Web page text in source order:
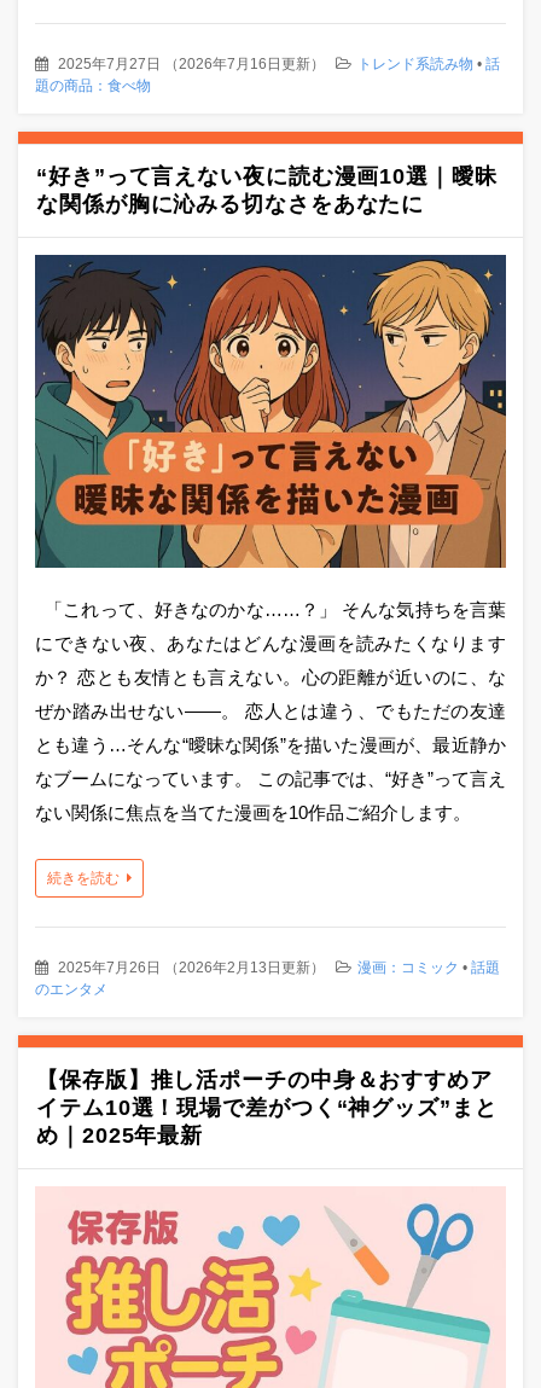
2025年7月27日 （2026年7月16日更新） トレンド系読み物 • 話
題の商品：食べ物
“好き”って言えない夜に読む漫画10選｜曖昧
な関係が胸に沁みる切なさをあなたに
「これって、好きなのかな……？」 そんな気持ちを言葉
にできない夜、あなたはどんな漫画を読みたくなります
か？ 恋とも友情とも言えない。心の距離が近いのに、な
ぜか踏み出せない——。 恋人とは違う、でもただの友達
とも違う…そんな“曖昧な関係”を描いた漫画が、最近静か
なブームになっています。 この記事では、“好き”って言え
ない関係に焦点を当てた漫画を10作品ご紹介します。
続きを読む
2025年7月26日 （ 2026年2月13日更新） 漫画：コミック • 話題
のエンタメ
【保存版】推し活ポーチの中身＆おすすめア
イテム10選！現場で差がつく“神グッズ”まと
め｜2025年最新